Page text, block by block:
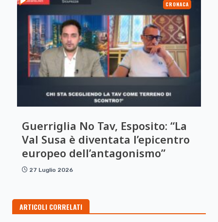
CRONACA
Guerriglia No Tav, Esposito: “La
Val Susa è diventata l’epicentro
europeo dell’antagonismo”
27 Luglio 2026
ARTICOLI CORRELATI